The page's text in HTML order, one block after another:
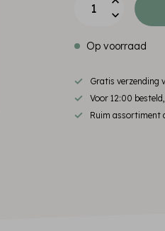
Op voorraad
Gratis
Voor 12:00
Ruim assortiment